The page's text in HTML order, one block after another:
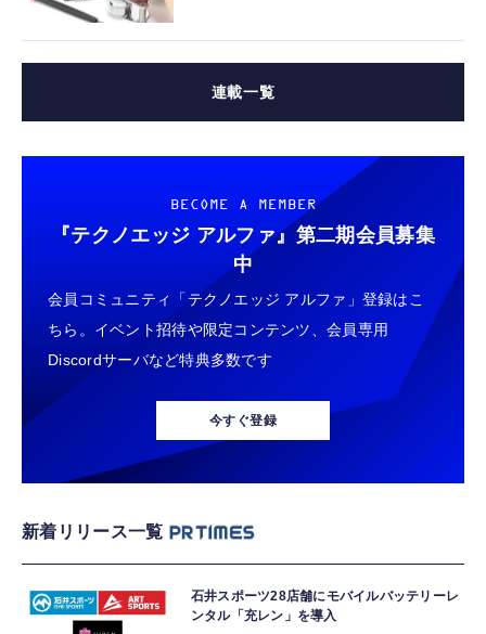
連載一覧
BECOME A MEMBER
『テクノエッジ アルファ』 第二期会員募集
中
会員コミュニティ「テクノエッジ アルファ」登録はこ
ちら。イベント招待や限定コンテンツ、会員専用
Discordサーバなど特典多数です
今すぐ登録
新着リリース一覧
石井スポーツ28店舗にモバイルバッテリーレ
ンタル「充レン」を導入